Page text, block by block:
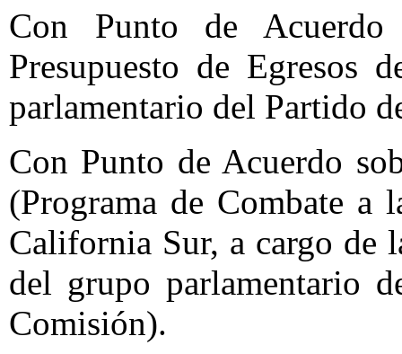
Con Punto de
Presupuesto de Egresos
parlamentario del Partido
Con Punto de Acuerdo
(Programa de Combate a
California Sur, a cargo de
del grupo parlamentario
Comisión).